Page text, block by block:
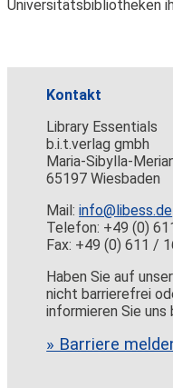
Universitätsbibliotheken
Kontakt
Library Essentials
b.i.t.verlag gmbh
Maria-Sibylla-
65197 Wiesbaden
Mail:info@libess.de
Telefon: +49 (0)
Fax: +49 (0) 611 /
Haben Sie auf
nicht barrierefrei
informieren Sie uns
» Barriere